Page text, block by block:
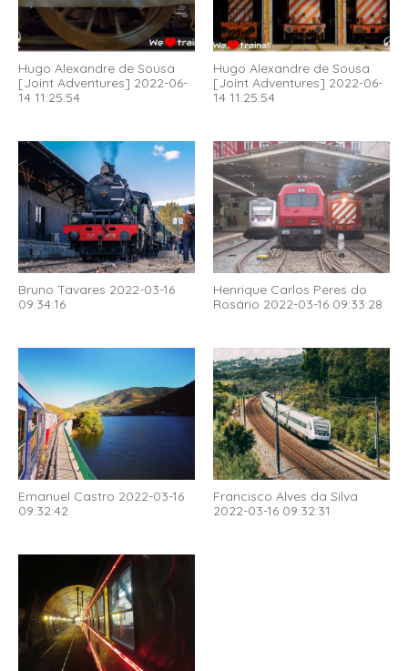
Hugo Alexandre de Sousa
[Joint Adventures] 2022-06-
14 11:25:54
Hugo Alexandre de Sousa
[Joint Adventures] 2022-06-
14 11:25:54
Bruno Tavares 2022-03-16
09:34:16
Henrique Carlos Peres do
Rosário 2022-03-16 09:33:28
Emanuel Castro 2022-03-16
09:32:42
Francisco Alves da Silva
2022-03-16 09:32:31